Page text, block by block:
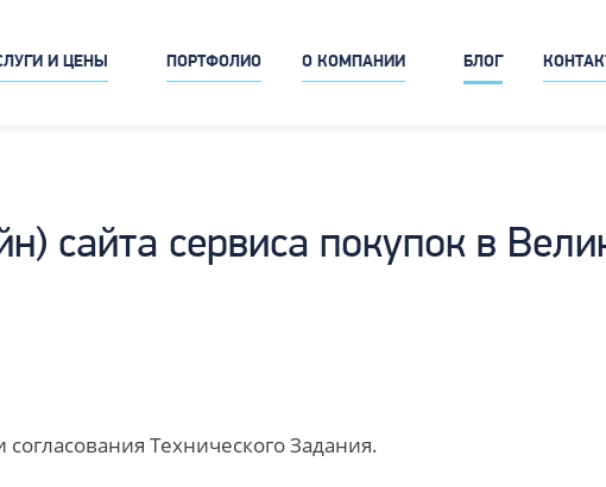
И ЦЕНЫ ПОРТФОЛИО О КОМПАНИИ БЛОГ
сайта сервиса покупок в
согласования Технического Задания.